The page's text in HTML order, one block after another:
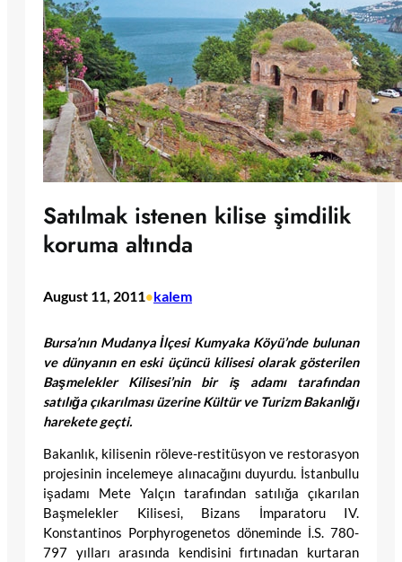
Satılmak istenen kilise şimdilik
koruma altında
August 11, 2011•kalem
Bursa’nın Mudanya İlçesi Kumyaka Köyü’nde bulunan
ve dünyanın en eski üçüncü kilisesi olarak gösterilen
Başmelekler Kilisesi’nin bir iş adamı tarafından
satılığa çıkarılması üzerine Kültür ve Turizm Bakanlığı
harekete geçti.
Bakanlık, kilisenin röleve-restitüsyon ve restorasyon
projesinin incelemeye alınacağını duyurdu. İstanbullu
işadamı Mete Yalçın tarafından satılığa çıkarılan
Başmelekler Kilisesi, Bizans İmparatoru IV.
Konstantinos Porphyrogenetos döneminde İ.S. 780-
797 yılları arasında kendisini fırtınadan kurtaran